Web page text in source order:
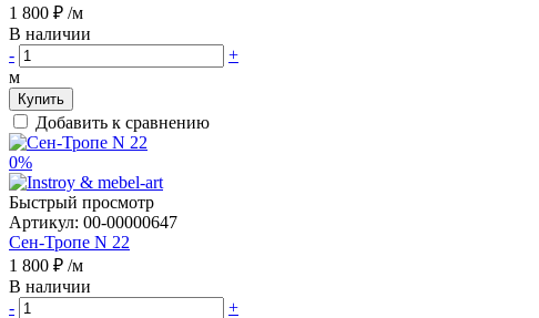
1 800 ₽ /м
В наличии
-
+
м
Купить
Добавить к сравнению
0%
Быстрый просмотр
Артикул: 00-00000647
Сен-Тропе N 22
1 800 ₽ /м
В наличии
-
+